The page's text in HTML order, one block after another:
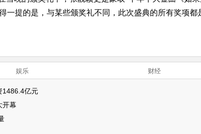
一提的是，与某些颁奖礼不同，此次盛典的所有奖项
娱乐 财经
1486.4亿元
开幕